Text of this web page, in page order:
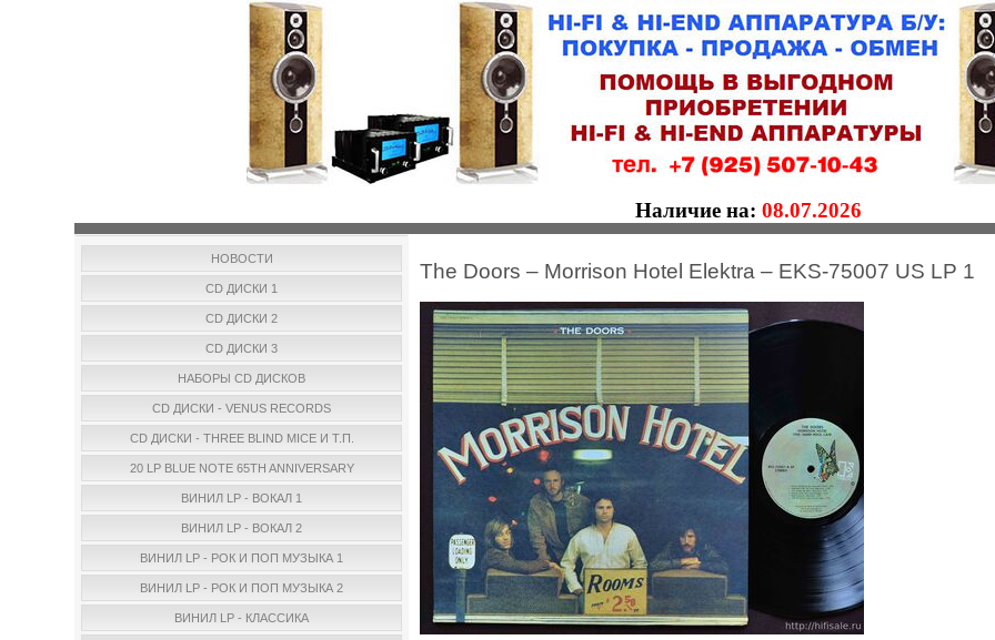
Наличие на: 08.07.2026
НОВОСТИ
CD ДИСКИ 1
CD ДИСКИ 2
CD ДИСКИ 3
НАБОРЫ CD ДИСКОВ
CD ДИСКИ - VENUS RECORDS
CD ДИСКИ - THREE BLIND MICE И Т.П.
20 LP BLUE NOTE 65TH ANNIVERSARY
ВИНИЛ LP - ВОКАЛ 1
ВИНИЛ LP - ВОКАЛ 2
ВИНИЛ LP - РОК И ПОП МУЗЫКА 1
ВИНИЛ LP - РОК И ПОП МУЗЫКА 2
ВИНИЛ LP - КЛАССИКА
The Doors – Morrison Hotel Elektra – EKS-75007 US LP 1